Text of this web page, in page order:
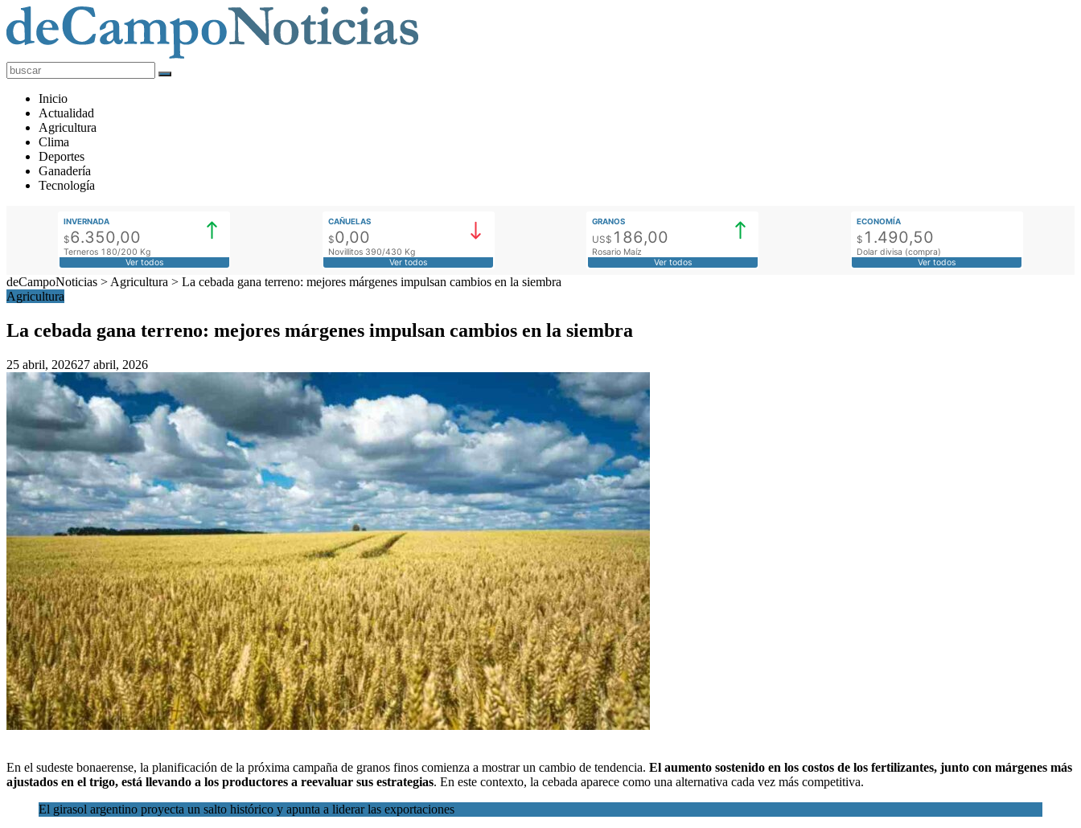
deCampoNoticias
Actualidad
Agropecuaria
Inicio
Actualidad
Agricultura
Clima
Deportes
Ganadería
Tecnología
INVERNADA
$6.350,00
Terneros 180/200 Kg
Ver todos
CAÑUELAS
$0,00
Novillitos 390/430 Kg
Ver todos
GRANOS
US$ 186,00
Rosario Maíz
Ver todos
ECONOMÍA
$ 1.490,50
Dolar divisa (compra)
Ver todos
deCampoNoticias > Agricultura > La cebada gana terreno: mejores márgenes impulsan cambios en la siembra
Agricultura
La cebada gana terreno: mejores márgenes impulsan cambios en la siembra
25 abril, 202627 abril, 2026
En el sudeste bonaerense, la planificación de la próxima campaña de granos finos comienza a mostrar un cambio de tendencia. El aumento sostenido en los costos de los fertilizantes, junto con márgenes más
ajustados en el trigo, está llevando a los productores a reevaluar sus estrategias. En este contexto, la cebada aparece como una alternativa cada vez más competitiva.
El girasol argentino proyecta un salto histórico y apunta a liderar las exportaciones